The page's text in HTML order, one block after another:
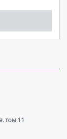
том 11